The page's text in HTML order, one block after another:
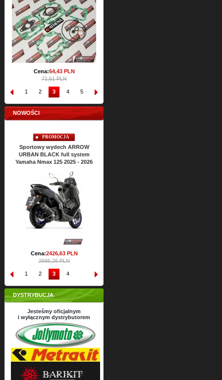
Cena:64,43PLN
71,61 PLN
1 2 3 4 5 6
NOWOŚCI
PROMOCJA
Sportowy wydech ARROW
URBAN BLACK full system
Yamaha Nmax 125 2025 - 2026
Cena:2426,63PLN
2696,26 PLN
1 2 3 4
DYSTRYBUCJA
Jesteśmy oficjalnym
i wyłącznym dystrybutorem